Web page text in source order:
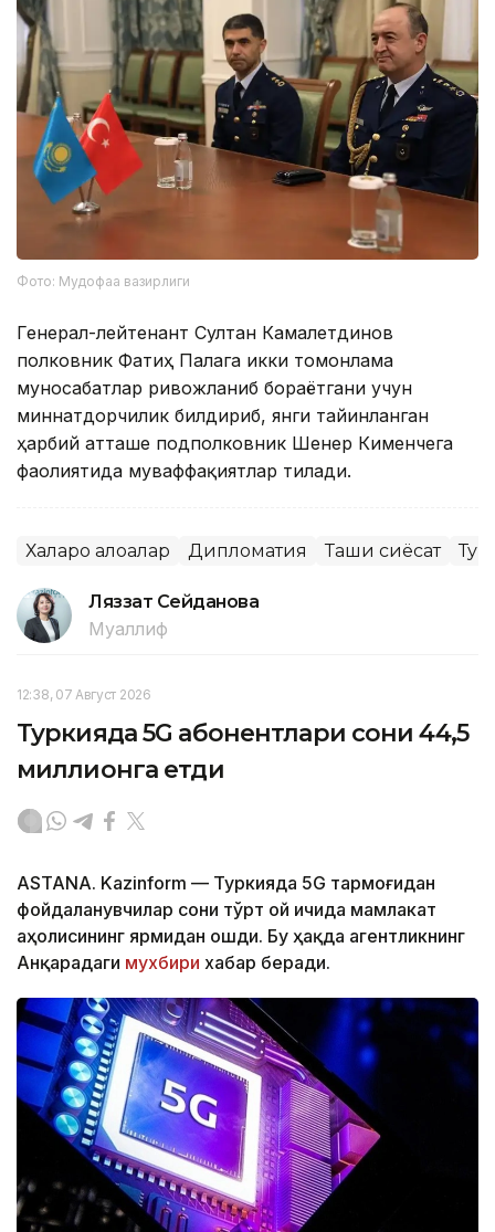
Фото: Мудофаа вазирлиги
Генерал-лейтенант Султан Камалетдинов
полковник Фатиҳ Палага икки томонлама
муносабатлар ривожланиб бораётгани учун
миннатдорчилик билдириб, янги тайинланган
ҳарбий атташе подполковник Шенер Кименчега
фаолиятида муваффақиятлар тилади.
Халқаро алоқалар Дипломатия Ташқи сиёсат
Ляззат Сейданова
Муаллиф
12:38, 07 Август 2026
Туркияда 5G абонентлари сони 44,5
миллионга етди
ASTANA. Kazinform — Туркияда 5G тармоғидан
фойдаланувчилар сони тўрт ой ичида мамлакат
аҳолисининг ярмидан ошди. Бу ҳақда агентликнинг
Анқарадаги мухбири хабар беради.